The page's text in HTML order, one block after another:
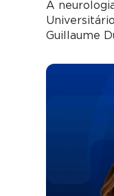
A
Guillaume